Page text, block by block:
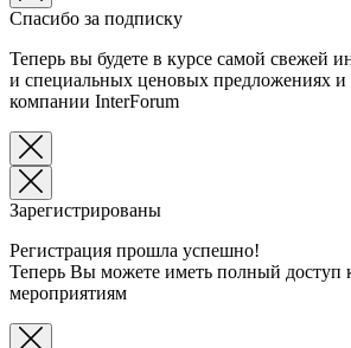
Спасибо за подписку
Теперь вы будете в курсе самой свежей
и специальных ценовых предложениях и
компании InterForum
Зарегистрированы
Регистрация прошла успешно!
Теперь Вы можете иметь полный доступ
мероприятиям